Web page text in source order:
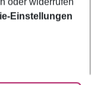
Einstellungen